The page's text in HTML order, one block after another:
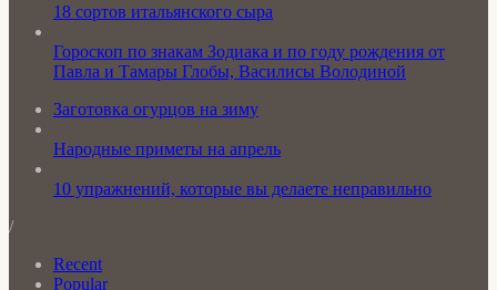
18 сортов итальянского сыра
Гороскоп по знакам Зодиака и по году рождения от
Павла и Тамары Глобы, Василисы Володиной
Заготовка огурцов на зиму
Народные приметы на апрель
10 упражнений, которые вы делаете неправильно
/
Recent
Popular